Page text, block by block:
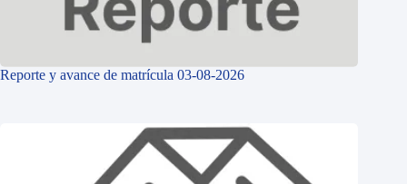
Reporte y avance de matrícula 03-08-2026